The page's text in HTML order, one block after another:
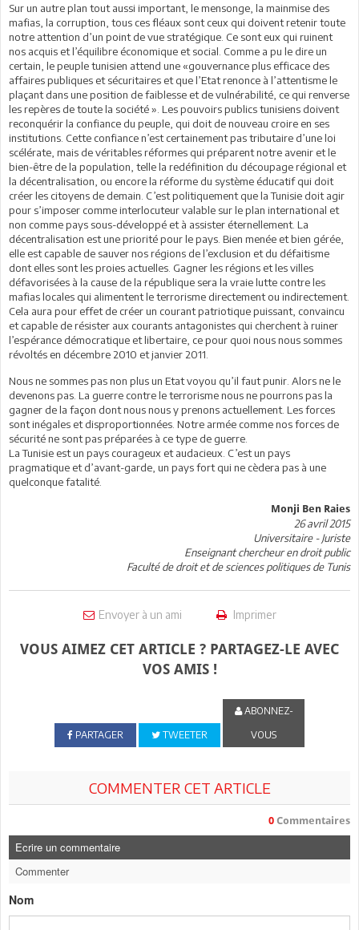
Sur un autre plan tout aussi important, le mensonge, la mainmise des
mafias, la corruption, tous ces fléaux sont ceux qui doivent retenir toute
notre attention d’un point de vue stratégique. Ce sont eux qui ruinent
nos acquis et l’équilibre économique et social. Comme a pu le dire un
certain, le peuple tunisien attend une «gouvernance plus efficace des
affaires publiques et sécuritaires et que l’Etat renonce à l’attentisme le
plaçant dans une position de faiblesse et de vulnérabilité, ce qui renverse
les repères de toute la société ». Les pouvoirs publics tunisiens doivent
reconquérir la confiance du peuple, qui doit de nouveau croire en ses
institutions. Cette confiance n’est certainement pas tributaire d’une loi
scélérate, mais de véritables réformes qui préparent notre avenir et le
bien-être de la population, telle la redéfinition du découpage régional et
la décentralisation, ou encore la réforme du système éducatif qui doit
créer les citoyens de demain. C’est politiquement que la Tunisie doit agir
pour s’imposer comme interlocuteur valable sur le plan international et
non comme pays sous-développé et à assister éternellement. La
décentralisation est une priorité pour le pays. Bien menée et bien gérée,
elle est capable de sauver nos régions de l’exclusion et du défaitisme
dont elles sont les proies actuelles. Gagner les régions et les villes
défavorisées à la cause de la république sera la vraie lutte contre les
mafias locales qui alimentent le terrorisme directement ou indirectement.
Cela aura pour effet de créer un courant patriotique puissant, convaincu
et capable de résister aux courants antagonistes qui cherchent à ruiner
l’espérance démocratique et libertaire, ce pour quoi nous nous sommes
révoltés en décembre 2010 et janvier 2011.
Nous ne sommes pas non plus un Etat voyou qu’il faut punir. Alors ne le
devenons pas. La guerre contre le terrorisme nous ne pourrons pas la
gagner de la façon dont nous nous y prenons actuellement. Les forces
sont inégales et disproportionnées. Notre armée comme nos forces de
sécurité ne sont pas préparées à ce type de guerre.
La Tunisie est un pays courageux et audacieux. C’est un pays
pragmatique et d’avant-garde, un pays fort qui ne cèdera pas à une
quelconque fatalité.
Monji Ben Raies
26 avril 2015
Universitaire - Juriste
Enseignant chercheur en droit public
Faculté de droit et de sciences politiques de Tunis
Envoyer à un ami Imprimer
VOUS AIMEZ CET ARTICLE ? PARTAGEZ-LE AVEC
VOS AMIS !
PARTAGER TWEETER
ABONNEZ-
VOUS
COMMENTER CET ARTICLE
0 Commentaires
Ecrire un commentaire
Commenter
Nom